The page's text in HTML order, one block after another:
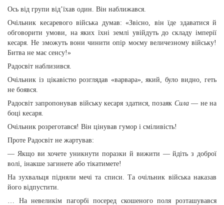
Ось від групи від’їхав один. Він наближався.
Очільник кесаревого війська думав: «Звісно, він їде здаватися й
обговорити умови, на яких їхні землі увійдуть до складу імперії
кесаря. Не зможуть вони чинити опір моєму величезному війську!
Битва не має сенсу!»
Радосвіт наблизився.
Очільник із цікавістю розглядав «варвара», який, було видно, геть
не боявся.
Радосвіт запропонував війську кесаря здатися, позаяк Сила— не на
боці кесаря.
Очільник розреготався! Він цінував гумор і сміливість!
Проте Радосвіт не жартував:
— Якщо ви хочете уникнути поразки й вижити — йдіть з доброї
волі, інакше загинете або тікатимете!
На зухвальця підняли мечі та списи. Та очільник війська наказав
його відпустити.
… На невеликім пагорбі посеред скошеного поля розташувався